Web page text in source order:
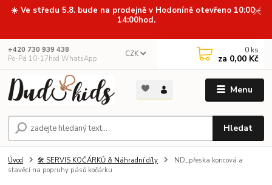
☀️ Ve středu 5.8. bude na prodejně v Hodoníně otevřeno 10:00 -
14:00hod.
Menu
CZK
Hledat
+420 730 939 438
Po-Pá 10-17hod WhatsApp
0 ks
za 0,00 Kč
Úvod 🛠️ SERVIS KOČÁRKŮ & Náhradní díly
ND_přeska koncová a
stavěcí na popruhy pásů kočárku